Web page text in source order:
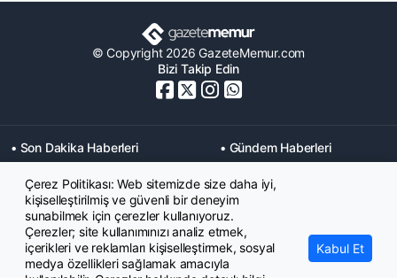
© Copyright 2026 GazeteMemur.com
Bizi Takip Edin
• Son Dakika Haberleri
• Gündem Haberleri
• Memurlar Haberleri
• KPSS Haberleri
• Ekonomi Haberleri
• Eğitim Haberleri
• Yaşam Haberleri
• Maaş Verileri Haberleri
• Mahkeme Kararları
Haberleri
Çerez Politikası: Web sitemizde size daha iyi,
kişiselleştirilmiş ve güvenli bir deneyim
sunabilmek için çerezler kullanıyoruz.
Çerezler; site kullanımınızı analiz etmek,
içerikleri ve reklamları kişiselleştirmek, sosyal
medya özellikleri sağlamak amacıyla
Kabul Et